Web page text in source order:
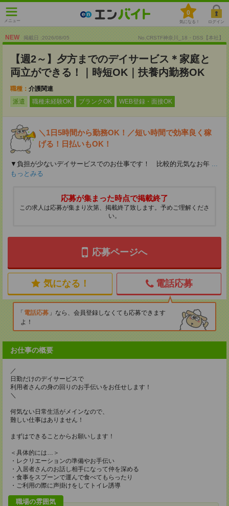
メニュー
0
気になる！ ログイン
NEW 掲載日 :2026/08/05 No.CRSTF神奈川_18・DSS【本社】
【週2～】夕方までのデイサービス＊家庭と
両立ができる！｜時短OK｜扶養内勤務OK
職種： 介護関連
派遣
職種未経験OK ブランクOK WEB登録・面接OK
＼1日5時間から勤務OK！／短い時間で効率良く稼
げる！日払いもOK！
▼負担が少ないデイサービスでのお仕事です！ 比較的元気なお年 ...
もっとみる
応募が集まった時点で掲載終了
この求人は応募が集まり次第、掲載終了致します。予めご理解くださ
い。
応募ページへ
気になる！ 電話応募
電話応募
なら、会員登録しなくても応募できます
よ！
お仕事の概要
／
日勤だけのデイサービスで
利用者さんの身の回りのお手伝いをお任せします！
＼
何気ない日常生活がメインなので、
難しい仕事はありません！
まずはできることからお願いします！
＜具体的には…＞
・レクリエーションの準備やお手伝い
・入居者さんのお話し相手になって仲を深める
・食事をスプーンで運んで食べてもらったり
・ご利用の際に声掛けをしてトイレ誘導
職場の雰囲気